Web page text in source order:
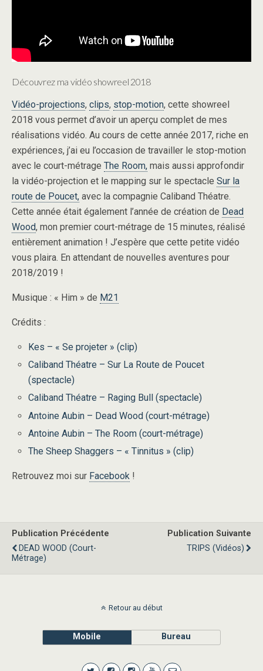
Découvrez ma vidéo showreel 2018
Vidéo-projections, clips, stop-motion, cette showreel
2018 vous permet d’avoir un aperçu complet de mes
réalisations vidéo. Au cours de cette année 2017, riche en
expériences, j’ai eu l’occasion de travailler le stop-motion
avec le court-métrage The Room, mais aussi approfondir
la vidéo-projection et le mapping sur le spectacle Sur la
route de Poucet, avec la compagnie Caliband Théatre.
Cette année était également l’année de création de Dead
Wood, mon premier court-métrage de 15 minutes, réalisé
entièrement animation ! J’espère que cette petite vidéo
vous plaira. En attendant de nouvelles aventures pour
2018/2019 !
Musique : « Him » de M21
Crédits :
Kes – « Se projeter » (clip)
Caliband Théatre – Sur La Route de Poucet
(spectacle)
Caliband Théatre – Raging Bull(spectacle)
Antoine Aubin – Dead Wood (court-métrage)
Antoine Aubin – The Room (court-métrage)
The Sheep Shaggers – « Tinnitus » (clip)
Retrouvez moi sur Facebook !
Publication Précédente
DEAD WOOD (court-
Métrage)
Publication Suivante
TRIPS (vidéos)
Retour au début
Mobile Bureau